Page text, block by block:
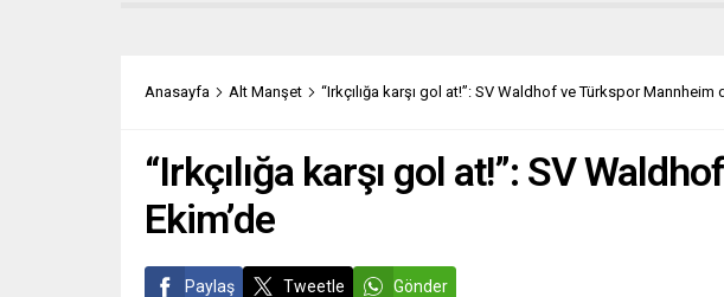
Filistin Devlet Başkanı Mahmud Abbas
tanımlayan Birleşik Krallık
Anasayfa Alt Manşet “Irkçılığa karşı gol at!”: SV Waldhof ve Türkspor Mannheim
“Irkçılığa karşı gol at!”: SV
Ekim’de
Paylaş Tweetle Gönder